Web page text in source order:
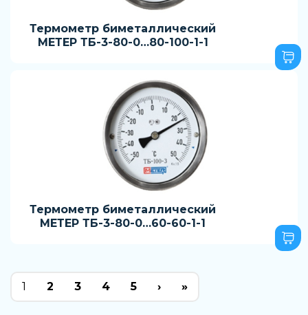
Термометр биметаллический
МЕТЕР ТБ-3-80-0…80-100-1-1
Термометр биметаллический
МЕТЕР ТБ-3-80-0…60-60-1-1
1 2 3 4 5 › »